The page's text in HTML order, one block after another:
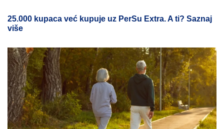
25.000 kupaca već kupuje uz PerSu Extra. A ti? Saznaj
više